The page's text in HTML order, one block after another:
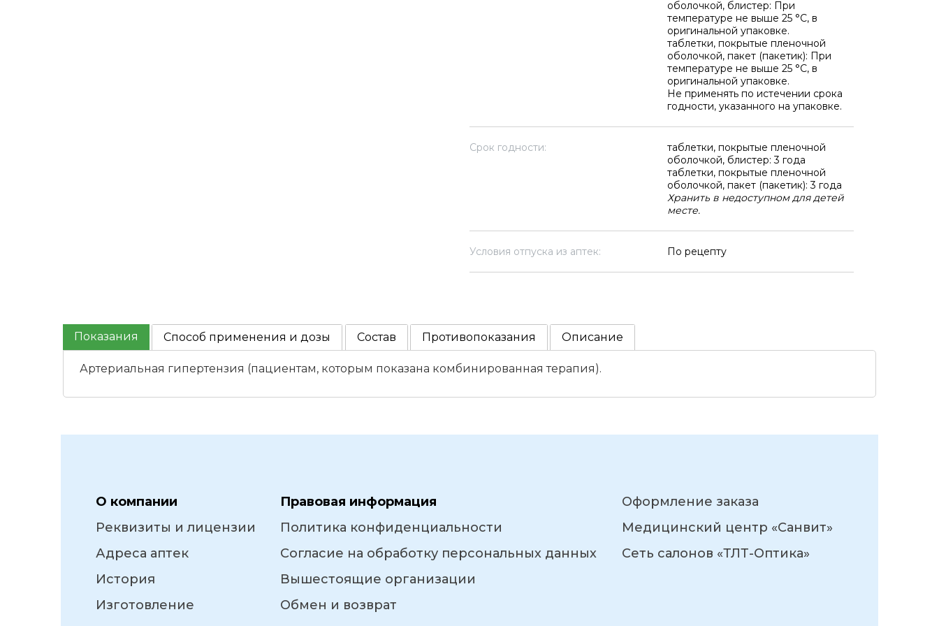
оболочкой, блистер: При
температуре не выше 25 °C, в
оригинальной упаковке.
таблетки, покрытые пленочной
оболочкой, пакет (пакетик): При
температуре не выше 25 °C, в
оригинальной упаковке.
Не применять по истечении срока
годности, указанного на упаковке.
Срок годности:
таблетки, покрытые пленочной
оболочкой, блистер: 3 года
таблетки, покрытые пленочной
оболочкой, пакет (пакетик): 3 года
Хранить в недоступном для детей
месте.
Условия отпуска из аптек: По рецепту
Показания Способ применения и дозы Состав Противопоказания Описание
Артериальная гипертензия (пациентам, которым показана комбинированная терапия).
О компании
Реквизиты и лицензии
Адреса аптек
История
Изготовление
Правовая информация
Политика конфиденциальности
Согласие на обработку персональных данных
Вышестоящие организации
Обмен и возврат
Оформление заказа
Медицинский центр «Санвит»
Сеть салонов «ТЛТ-Оптика»